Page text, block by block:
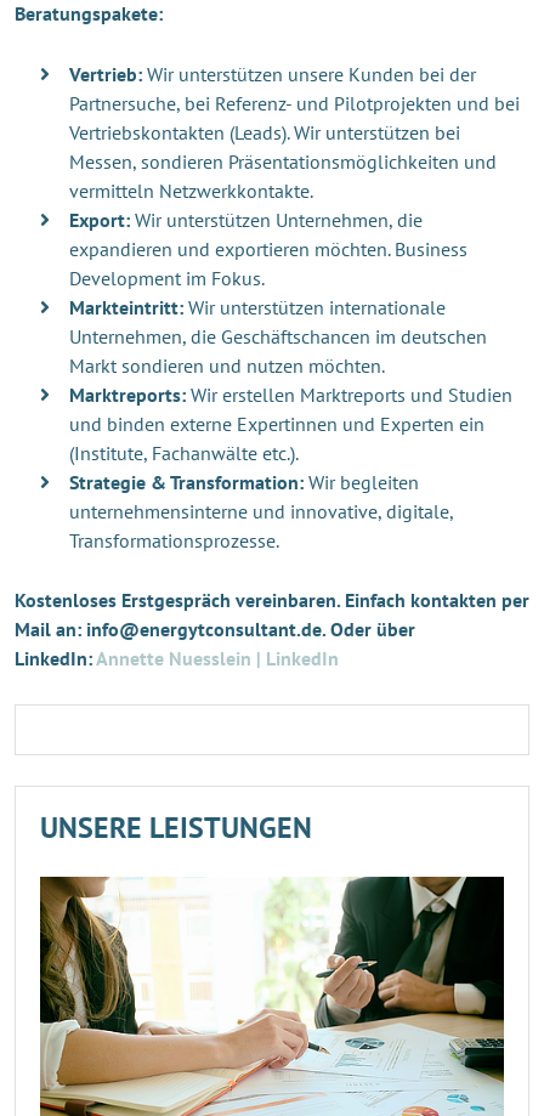
Beratungspakete:
Vertrieb: Wir unterstützen unsere Kunden bei der
Partnersuche, bei Referenz- und Pilotprojekten und bei
Vertriebskontakten (Leads). Wir unterstützen bei
Messen, sondieren Präsentationsmöglichkeiten und
vermitteln Netzwerkkontakte.
Export: Wir unterstützen Unternehmen, die
expandieren und exportieren möchten. Business
Development im Fokus.
Markteintritt: Wir unterstützen internationale
Unternehmen, die Geschäftschancen im deutschen
Markt sondieren und nutzen möchten.
Marktreports: Wir erstellen Marktreports und Studien
und binden externe Expertinnen und Experten ein
(Institute, Fachanwälte etc.).
Strategie & Transformation: Wir begleiten
unternehmensinterne und innovative, digitale,
Transformationsprozesse.
Kostenloses Erstgespräch vereinbaren. Einfach kontakten per
Mail an: info@energytconsultant.de. Oder über
LinkedIn:Annette Nuesslein | LinkedIn
UNSERE LEISTUNGEN